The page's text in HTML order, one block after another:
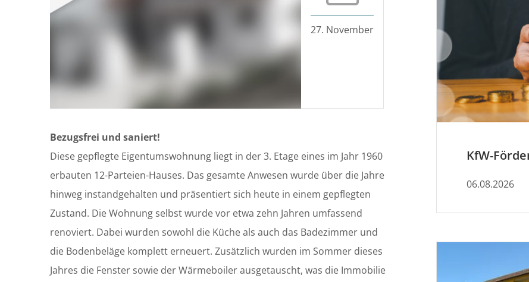
27. November
Bezugsfrei und saniert!
Diese gepflegte Eigentumswohnung liegt in der 3. Etage eines im Jahr 1960
erbauten 12-Parteien-Hauses. Das gesamte Anwesen wurde über die Jahre
hinweg instandgehalten und präsentiert sich heute in einem gepflegten
Zustand. Die Wohnung selbst wurde vor etwa zehn Jahren umfassend
renoviert. Dabei wurden sowohl die Küche als auch das Badezimmer und
die Bodenbeläge komplett erneuert. Zusätzlich wurden im Sommer dieses
Jahres die Fenster sowie der Wärmeboiler ausgetauscht, was die Immobilie
06.08.2026